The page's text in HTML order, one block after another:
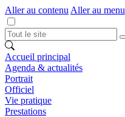
Aller au contenu Aller au menu
Accueil principal
Agenda & actualités
Portrait
Officiel
Vie pratique
Prestations